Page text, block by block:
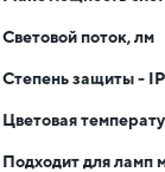
Световой поток, лм
Степень защиты - IP
Цветовая
Подходит для ламп